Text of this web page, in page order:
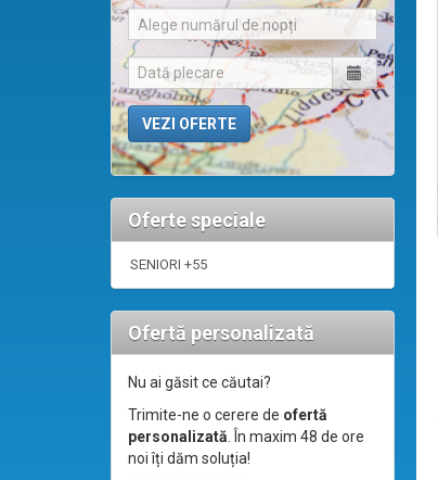
Alege numărul de nopți
Oferte speciale
SENIORI +55
Ofertă personalizată
Nu ai găsit ce căutai?
Trimite-ne o cerere de ofertă
personalizată. În maxim 48 de ore
noi îți dăm soluția!